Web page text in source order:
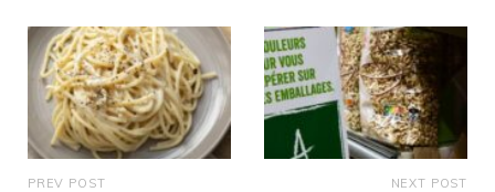
PREV POST NEXT POST